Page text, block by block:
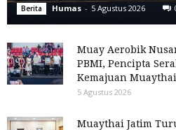
Berita Humas - 5 Agustus 2026
Muay Aerobik
PBMI, Pencipta
Kemajuan
5 Agustus 2026
Muaythai Jatim